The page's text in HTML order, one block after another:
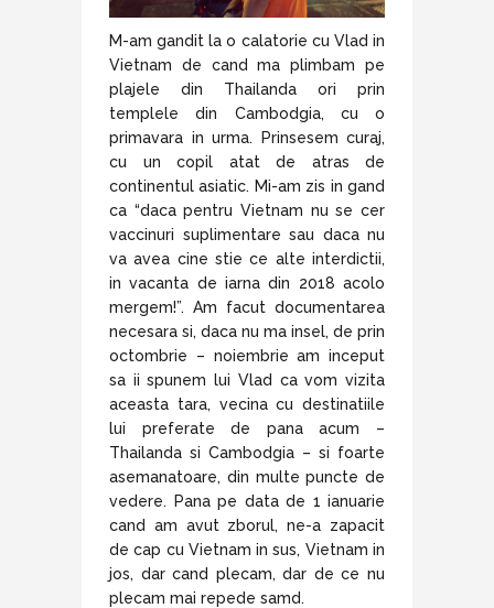
M-am gandit la o calatorie cu Vlad in
Vietnam de cand ma plimbam pe
plajele din Thailanda ori prin
templele din Cambodgia, cu o
primavara in urma. Prinsesem curaj,
cu un copil atat de atras de
continentul asiatic. Mi-am zis in gand
ca “daca pentru Vietnam nu se cer
vaccinuri suplimentare sau daca nu
va avea cine stie ce alte interdictii,
in vacanta de iarna din 2018 acolo
mergem!”. Am facut documentarea
necesara si, daca nu ma insel, de prin
octombrie – noiembrie am inceput
sa ii spunem lui Vlad ca vom vizita
aceasta tara, vecina cu destinatiile
lui preferate de pana acum –
Thailanda si Cambodgia – si foarte
asemanatoare, din multe puncte de
vedere. Pana pe data de 1 ianuarie
cand am avut zborul, ne-a zapacit
de cap cu Vietnam in sus, Vietnam in
jos, dar cand plecam, dar de ce nu
plecam mai repede samd.